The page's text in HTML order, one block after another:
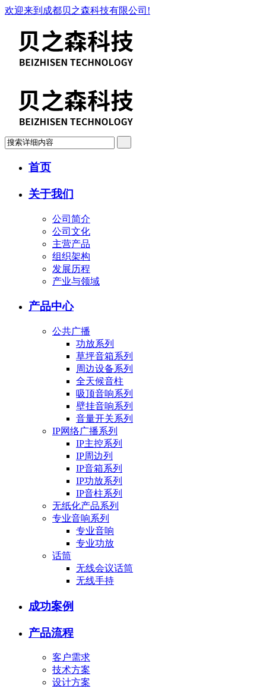
欢迎来到成都贝之森科技有限公司!
首页
关于我们
公司简介
公司文化
主营产品
组织架构
发展历程
产业与领域
产品中心
公共广播
功放系列
草坪音箱系列
周边设备系列
全天候音柱
吸顶音响系列
壁挂音响系列
音量开关系列
IP网络广播系列
IP主控系列
IP周边列
IP音箱系列
IP功放系列
IP音柱系列
无纸化产品系列
专业音响系列
专业音响
专业功放
话筒
无线会议话筒
无线手持
成功案例
产品流程
客户需求
技术方案
设计方案